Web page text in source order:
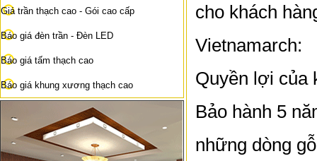
Giá trần thạch cao - Gói cao cấp
Báo giá đèn trần - Đèn LED
Báo giá tấm thạch cao
Báo giá khung xương thạch cao
cho khách
Vietnamarch:
Quyền lợi của
Bảo hành 5
những dòng